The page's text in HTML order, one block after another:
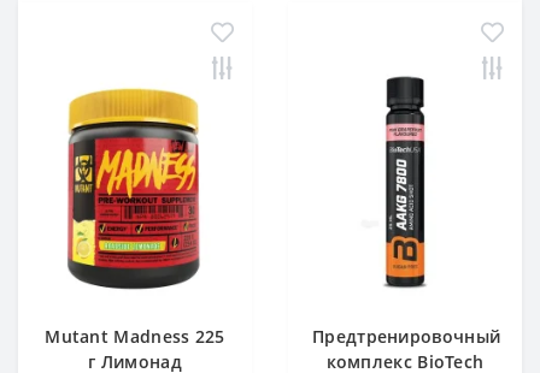
Mutant Madness 225
г Лимонад
Предтренировочный
комплекс BioTech